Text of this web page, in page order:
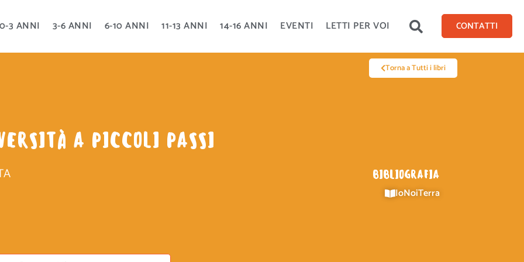
0-3 ANNI 3-6 ANNI 6-10 ANNI 11-13 ANNI 14-16 ANNI EVENTI LETTI PER VOI CONTATTI
Torna a Tutti i libri
A PICCOLI PASSI
BIBLIOGRAFIA
IoNoiTerra